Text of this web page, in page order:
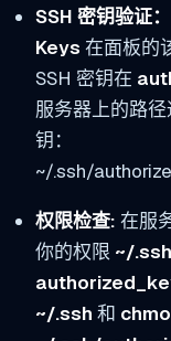
SSH 密钥验证：
Keys 在面板的
SSH 密钥在
服务器上的路
钥：
~/.ssh/
权限检查: 在服
你的权限 ~/.ssh
~/.ssh 和